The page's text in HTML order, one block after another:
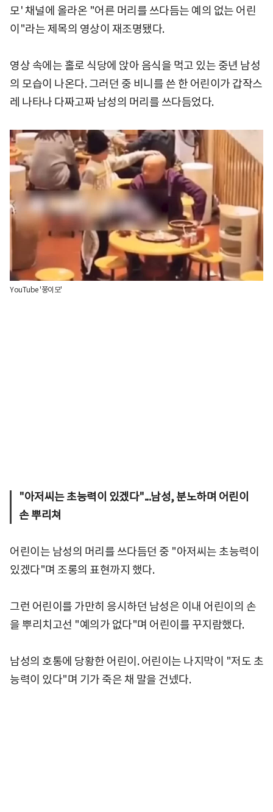
모' 채널에 올라온 "어른 머리를 쓰다듬는 예의 없는 어린
이"라는 제목의 영상이 재조명됐다.
영상 속에는 홀로 식당에 앉아 음식을 먹고 있는 중년 남성
의 모습이 나온다. 그러던 중 비니를 쓴 한 어린이가 갑작스
레 나타나 다짜고짜 남성의 머리를 쓰다듬었다.
YouTube '쭝이모'
"아저씨는 초능력이 있겠다"...남성, 분노하며 어린이
손 뿌리쳐
어린이는 남성의 머리를 쓰다듬던 중 "아저씨는 초능력이
있겠다"며 조롱의 표현까지 했다.
그런 어린이를 가만히 응시하던 남성은 이내 어린이의 손
을 뿌리치고선 "예의가 없다"며 어린이를 꾸지람했다.
남성의 호통에 당황한 어린이. 어린이는 나지막이 "저도 초
능력이 있다"며 기가 죽은 채 말을 건넸다.